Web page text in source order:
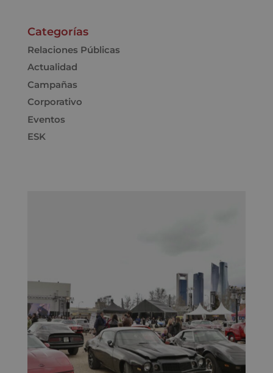
Categorías
Relaciones Públicas
Actualidad
Campañas
Corporativo
Eventos
ESK